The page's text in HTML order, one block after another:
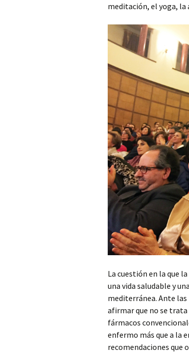
meditación, el yoga,
La cuestión en la que
una vida saludable y
mediterránea. Ante
afirmar que no se
fármacos
enfermo más que a la
recomendaciones que